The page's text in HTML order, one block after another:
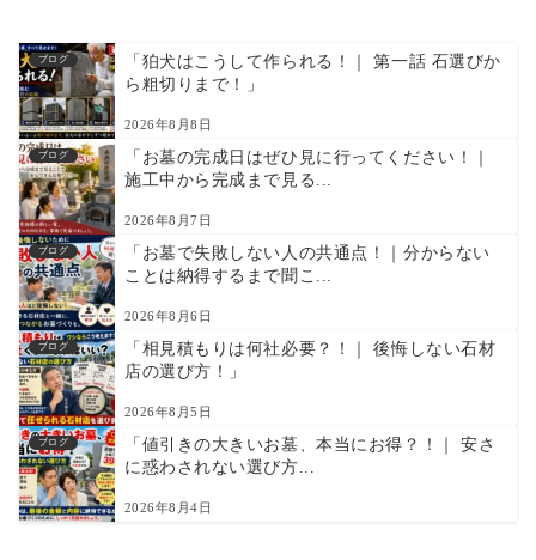
ブログ
「狛犬はこうして作られる！｜ 第一話 石選びか
ら粗切りまで！」
2026年8月8日
ブログ
「お墓の完成日はぜひ見に行ってください！｜
施工中から完成まで見る...
2026年8月7日
ブログ
「お墓で失敗しない人の共通点！｜分からない
ことは納得するまで聞こ...
2026年8月6日
ブログ
「相見積もりは何社必要？！｜ 後悔しない石材
店の選び方！」
2026年8月5日
ブログ
「値引きの大きいお墓、本当にお得？！｜ 安さ
に惑わされない選び方...
2026年8月4日